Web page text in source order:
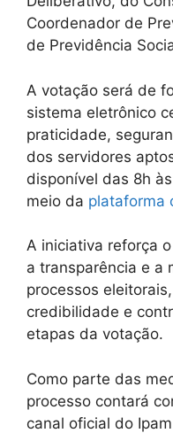
Coordenador de
de Previdência
A votação será de
sistema eletrônico
praticidade,
dos servidores
disponível das 8h
meio da plataforma
A iniciativa reforça
a transparência e a
processos
credibilidade e
etapas da votação.
Como parte das
processo contará
canal oficial do